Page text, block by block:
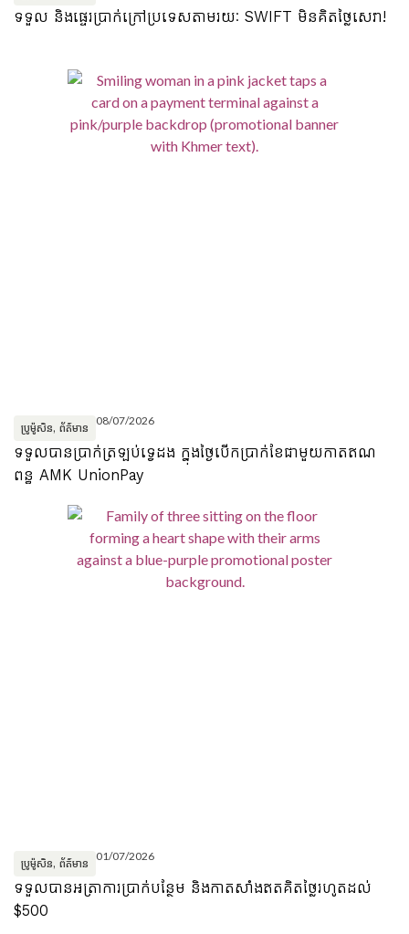
ទទួល និងផ្ទេរប្រាក់ក្រៅប្រទេសតាមរយៈ SWIFT មិនគិតថ្លៃសេវា!
ប្រូម៉ូសិន, ព័ត៌មាន
08/07/2026
ទទួលបានប្រាក់ត្រឡប់ទ្វេដង ក្នុងថ្ងៃបើកប្រាក់ខែជាមួយកាតឥណ
ពន្ធ AMK UnionPay
ប្រូម៉ូសិន, ព័ត៌មាន
01/07/2026
ទទួលបានអត្រាការប្រាក់បន្ថែម និងកាតសាំងឥតគិតថ្លៃរហូតដល់
$500